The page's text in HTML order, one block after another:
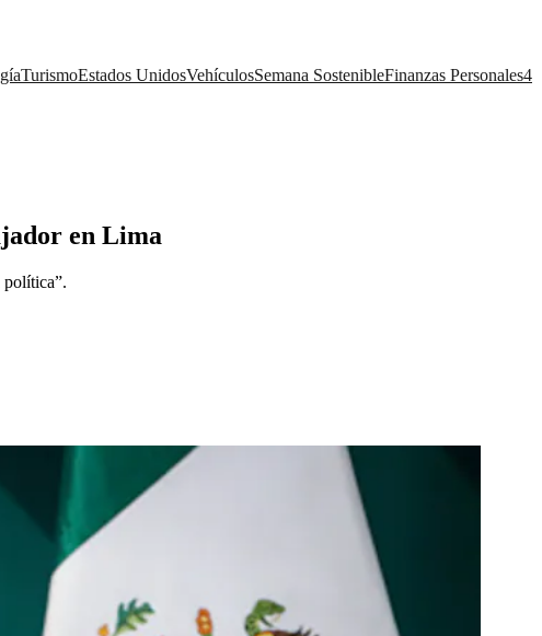
TurismoEstados UnidosVehículosSemana SostenibleFinanzas Personales4
en Lima
política”.